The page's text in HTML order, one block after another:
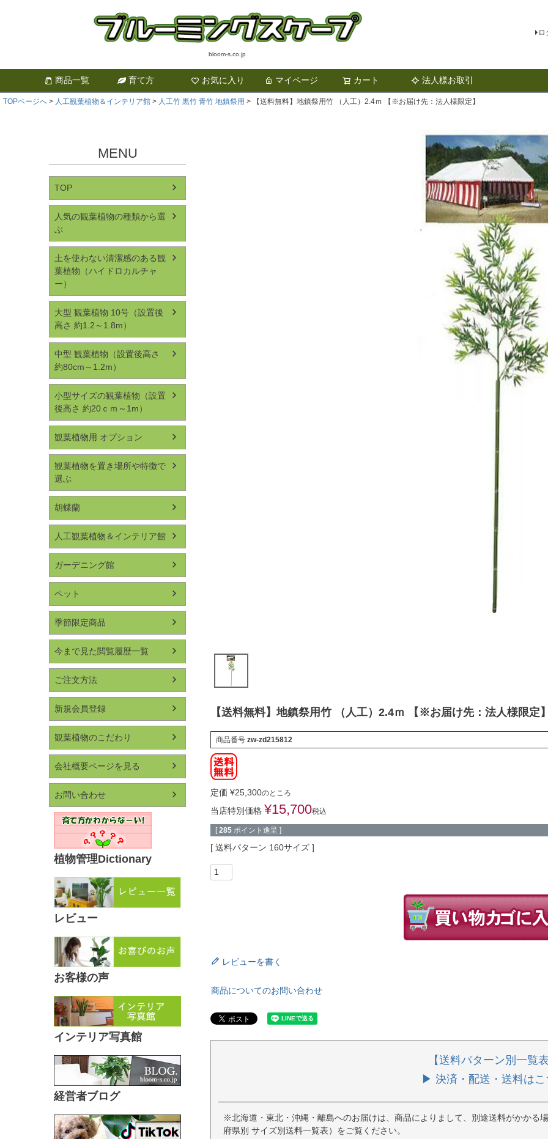
bloom-s.co.jp
ロ
商品一覧 育て方 お気に入り マイページ カート 法人様お取引
検索
TOPページへ 人工観葉植物＆インテリア館 人工竹 黒竹 青竹 地鎮祭用 【送料無料】地鎮祭用竹 （人工）2.4ｍ 【※お届け先：法人様限定】
MENU
TOP
人気の観葉植物の種類から選
ぶ
土を使わない清潔感のある観
葉植物（ハイドロカルチャ
ー）
大型 観葉植物 10号（設置後
高さ 約1.2～1.8m）
中型 観葉植物（設置後高さ
約80cm～1.2m）
小型サイズの観葉植物（設置
後高さ 約20ｃｍ～1m）
観葉植物用 オプション
観葉植物を置き場所や特徴で
選ぶ
胡蝶蘭
人工観葉植物＆インテリア館
ガーデニング館
ペット
季節限定商品
今まで見た閲覧履歴一覧
ご注文方法
新規会員登録
観葉植物のこだわり
会社概要ページを見る
お問い合わせ
植物管理Dictionary
レビュー
お客様の声
インテリア写真館
経営者ブログ
【送料無料】地鎮祭用竹 （人工）2.4ｍ 【※お届け先：法人様限定
商品番号 zw-zd215812
定価 ¥25,300のところ
当店特別価格 ¥15,700税込
[ 285 ポイント進呈 ]
送料パターン 160サイズ
レビューを書く
商品についてのお問い合わせ
【送料パターン別一覧
▶ 決済・配送・送料はこ
※北海道・東北・沖縄・離島へのお届けは、商品によりまして、別途送料がかかる
府県別 サイズ別送料一覧表）をご覧ください。